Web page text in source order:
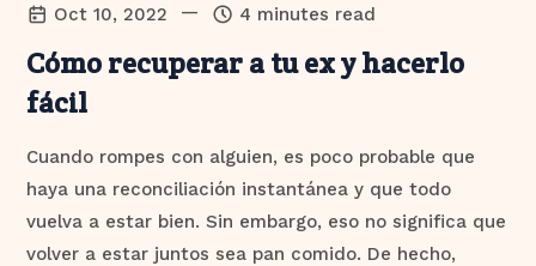
Oct 10, 2022 — 4 minutes read
Cómo recuperar a tu ex y hacerlo
fácil
Cuando rompes con alguien, es poco probable que
haya una reconciliación instantánea y que todo
vuelva a estar bien. Sin embargo, eso no significa que
volver a estar juntos sea pan comido. De hecho,